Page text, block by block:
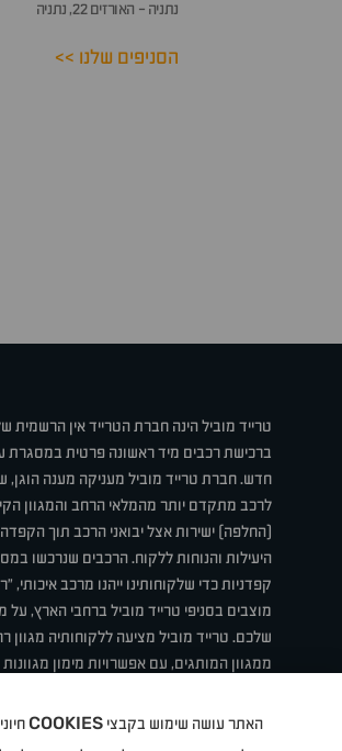
נתניה - האורזים 22, נתניה
הסניפים שלנו >>
טרייד מוביל הינה חברת הטרייד אין הרשמית
ברכישת רכבים מיד ראשונה פרטית במסגרת
חדש. חברת טרייד מוביל מעניקה מענה
לרכב מתקדם יותר מהמלאי הרחב והמגוון
(החלפה) ישירות אצל יבואני הרכב תוך
היעילות והנוחות ללקוח. הרכבים שנרכשו
קפדניות כדי שלקוחותינו ייהנו מרכב
מוצבים בסניפי טרייד מוביל ברחבי הארץ,
שלכם. טרייד מוביל מציעה ללקוחותיה מגוון
ממגוון המותגים, עם אפשרויות מימון
האתר עושה שימוש בקבצי COOKIES